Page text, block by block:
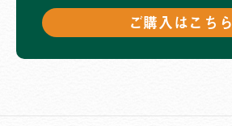
ご購入はこちら